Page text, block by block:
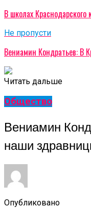
В школах
Не пропусти
Вениамин Кондратьев: В
Читать дальше
Общество
Вениамин
наши
Опубликовано